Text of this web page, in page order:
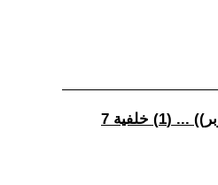
(18) ((التاريخ يبدأ من 7 أكتوبر)) ... (1) خلفية 7